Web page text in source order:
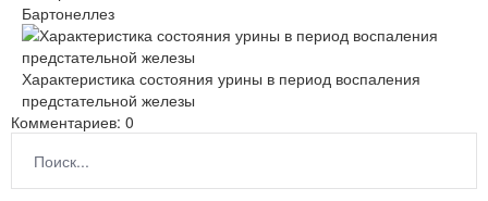
Бартонеллез
Характеристика состояния урины в период воспаления
предстательной железы
Комментариев: 0